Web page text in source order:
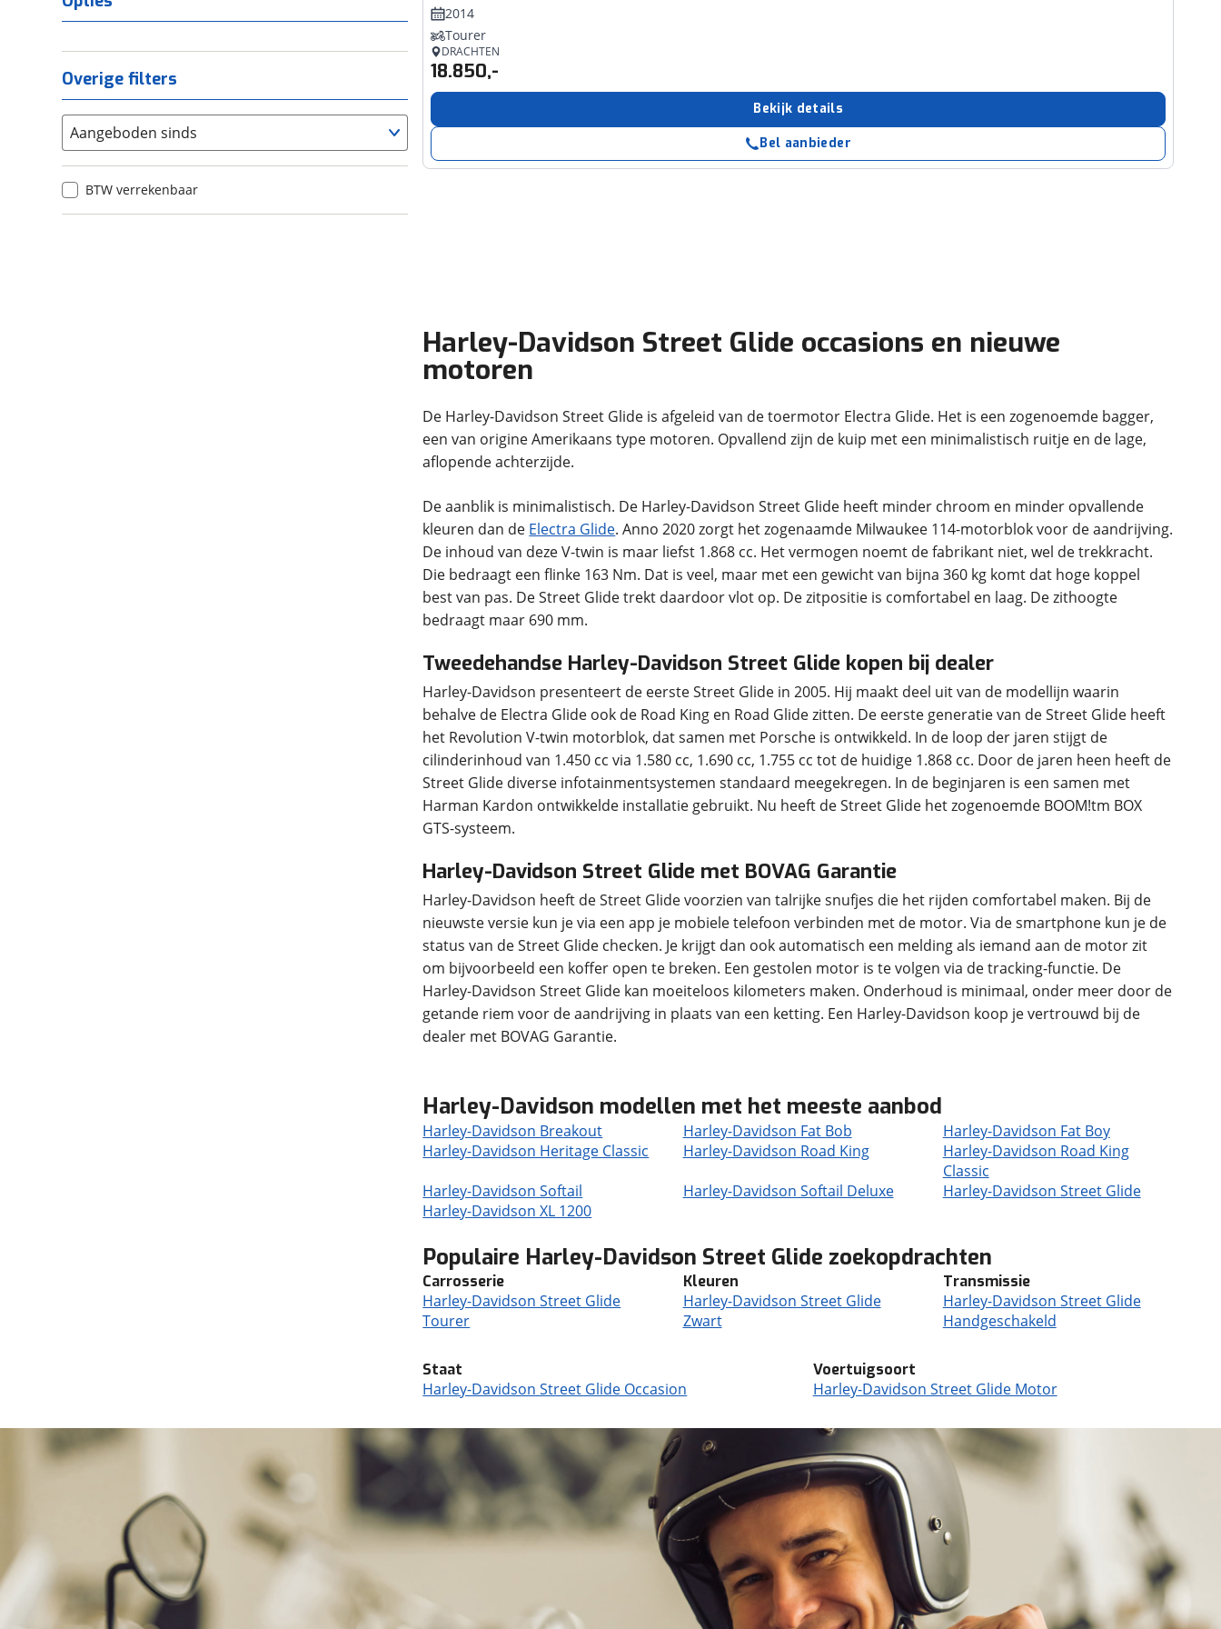
Overige filters
Aangeboden sinds
BTW verrekenbaar
2014
Tourer
DRACHTEN
18.850,-
Bekijk details
Bel aanbieder
Harley-Davidson Street Glide occasions en nieuwe
motoren
De Harley-Davidson Street Glide is afgeleid van de toermotor Electra Glide. Het is een zogenoemde bagger,
een van origine Amerikaans type motoren. Opvallend zijn de kuip met een minimalistisch ruitje en de lage,
De aanblik is minimalistisch. De Harley-Davidson Street Glide heeft minder chroom en minder opvallende
kleuren dan de Electra Glide. Anno 2020 zorgt het zogenaamde Milwaukee 114-motorblok voor de aandrijving.
De inhoud van deze V-twin is maar liefst 1.868 cc. Het vermogen noemt de fabrikant niet, wel de trekkracht.
Die bedraagt een flinke 163 Nm. Dat is veel, maar met een gewicht van bijna 360 kg komt dat hoge koppel
best van pas. De Street Glide trekt daardoor vlot op. De zitpositie is comfortabel en laag. De zithoogte
Tweedehandse Harley-Davidson Street Glide kopen bij dealer
Harley-Davidson presenteert de eerste Street Glide in 2005. Hij maakt deel uit van de modellijn waarin
behalve de Electra Glide ook de Road King en Road Glide zitten. De eerste generatie van de Street Glide heeft
het Revolution V-twin motorblok, dat samen met Porsche is ontwikkeld. In de loop der jaren stijgt de
cilinderinhoud van 1.450 cc via 1.580 cc, 1.690 cc, 1.755 cc tot de huidige 1.868 cc. Door de jaren heen heeft de
Street Glide diverse infotainmentsystemen standaard meegekregen. In de beginjaren is een samen met
Harman Kardon ontwikkelde installatie gebruikt. Nu heeft de Street Glide het zogenoemde BOOM!tm BOX
GTS-systeem.
Harley-Davidson Street Glide met BOVAG Garantie
Harley-Davidson heeft de Street Glide voorzien van talrijke snufjes die het rijden comfortabel maken. Bij de
nieuwste versie kun je via een app je mobiele telefoon verbinden met de motor. Via de smartphone kun je de
status van de Street Glide checken. Je krijgt dan ook automatisch een melding als iemand aan de motor zit
om bijvoorbeeld een koffer open te breken. Een gestolen motor is te volgen via de tracking-functie. De
Harley-Davidson Street Glide kan moeiteloos kilometers maken. Onderhoud is minimaal, onder meer door de
getande riem voor de aandrijving in plaats van een ketting. Een Harley-Davidson koop je vertrouwd bij de
dealer met BOVAG Garantie.
Harley-Davidson modellen met het meeste aanbod
Harley-Davidson Breakout Harley-Davidson Fat Bob
Harley-Davidson Fat Boy
Harley-Davidson Heritage Classic
Harley-Davidson Road King
Harley-Davidson Road King
Classic
Harley-Davidson Softail
Harley-Davidson Softail Deluxe
Harley-Davidson Street Glide
Harley-Davidson XL 1200
Populaire Harley-Davidson Street Glide zoekopdrachten
Carrosserie
Harley-Davidson Street Glide
Tourer
Kleuren
Harley-Davidson Street Glide
Zwart
Transmissie
Harley-Davidson Street Glide
Handgeschakeld
Staat
Harley-Davidson Street Glide Occasion
Voertuigsoort
Harley-Davidson Street Glide Motor